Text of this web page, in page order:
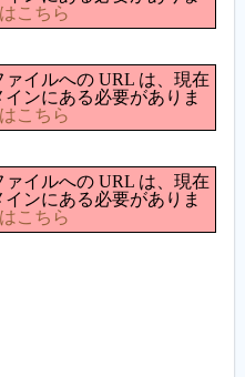
こちら
ァイルへの URL は、現在
ンにある必要がありま
こちら
ァイルへの URL は、現在
ンにある必要がありま
こちら